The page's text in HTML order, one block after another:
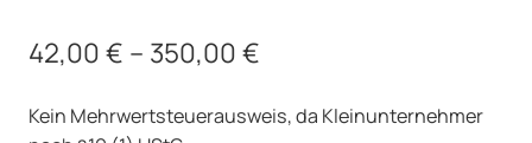
42,00€ – 350,00€
Kein Mehrwertsteuerausweis, da Kleinunternehmer